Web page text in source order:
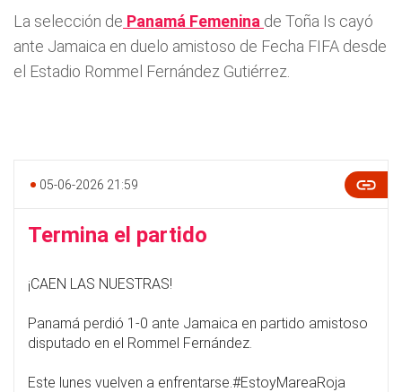
La selección de Panamá Femenina de Toña Is cayó
ante Jamaica en duelo amistoso de Fecha FIFA desde
el Estadio Rommel Fernández Gutiérrez.
05-06-2026 21:59
Termina el partido
¡CAEN LAS NUESTRAS!
Panamá perdió 1-0 ante Jamaica en partido amistoso
disputado en el Rommel Fernández.
Este lunes vuelven a enfrentarse.#EstoyMareaRoja